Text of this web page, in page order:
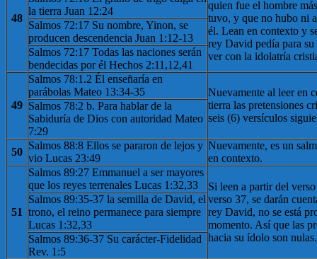
48
quien fue el hombre
tuvo, y que no hubo ni
él. Lean en contexto y
rey David pedía para
ver con la idolatría
la tierra Juan 12:24
Salmos 72:17 Su nombre, Yinon, se
producen descendencia Juan 1:12-13
Salmos 72:17 Todas las naciones serán
bendecidas por él Hechos 2:11,12,41
49
Salmos 78:1.2 Él enseñaría en
parábolas Mateo 13:34-35
Nuevamente al leer en
tierra las pretensiones
seis (6) versículos
Salmos 78:2 b. Para hablar de la
Sabiduría de Dios con autoridad Mateo
7:29
50
Salmos 88:8 Ellos se pararon de lejos y
vio Lucas 23:49
Nuevamente, es un
en contexto.
51
Salmos 89:27 Emmanuel a ser mayores
que los reyes terrenales Lucas 1:32,33
Si leen a partir del
verso 37, se darán
rey David, no se está
momento. Así que las
hacia su ídolo son nulas.
Salmos 89:35-37 la semilla de David, el
trono, el reino permanece para siempre
Lucas 1:32,33
Salmos 89:36-37 Su carácter-Fidelidad
Rev. 1:5